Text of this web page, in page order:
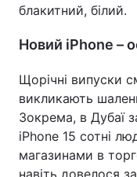
блакитний, білий.
Новий iPhone –
Щорічні випуски
викликають
Зокрема, в Дубаї
iPhone 15 сотні
магазинами в
навіть довелося